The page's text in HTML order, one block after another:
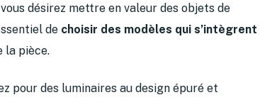
désirez mettre en valeur des objets de
de choisir des modèles qui s’intègrent
la pièce.
pour des luminaires au design épuré et